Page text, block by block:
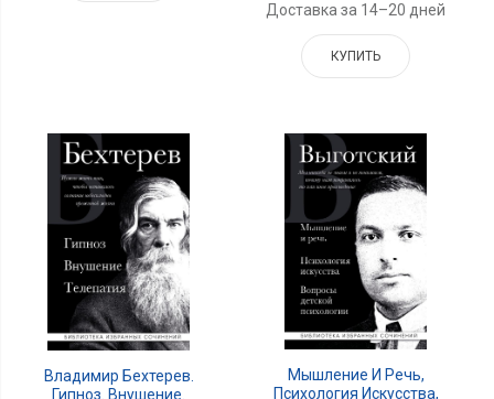
Доставка за 14–20 дней
КУПИТЬ
Владимир Бехтерев.
Гипноз. Внушение.
Мышление И Речь,
Психология Искусства,